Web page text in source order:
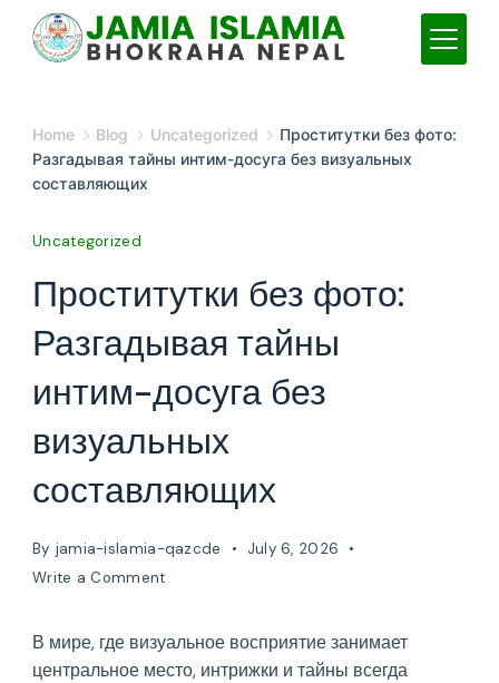
content
ISLAMIA
Home Blog Uncategorized
Проститутки без фото:
Разгадывая тайны интим-досуга без визуальных
составляющих
Uncategorized
Проститутки без фото:
Разгадывая тайны
интим-досуга без
визуальных
составляющих
By jamia-islamia-qazcde
July 6, 2026
Write a Commenton
фото:
Разгадывая
В мире, где визуальное восприятие занимает
центральное место, интрижки и тайны всегда